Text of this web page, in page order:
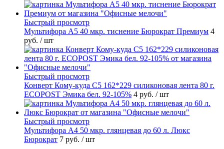
Быстрый просмотр
Мультифора А5 40 мкр. тиснение Бюрократ Премиум 4
руб. / шт
Быстрый просмотр
Конверт Кому-куда С5 162*229 силиконовая лента 80 г.
ECOPOST Эмика бел. 92-105% 4 руб. / шт
Быстрый просмотр
Мультифора А4 50 мкр. глянцевая до 60 л. Люкс
Бюрократ 7 руб. / шт